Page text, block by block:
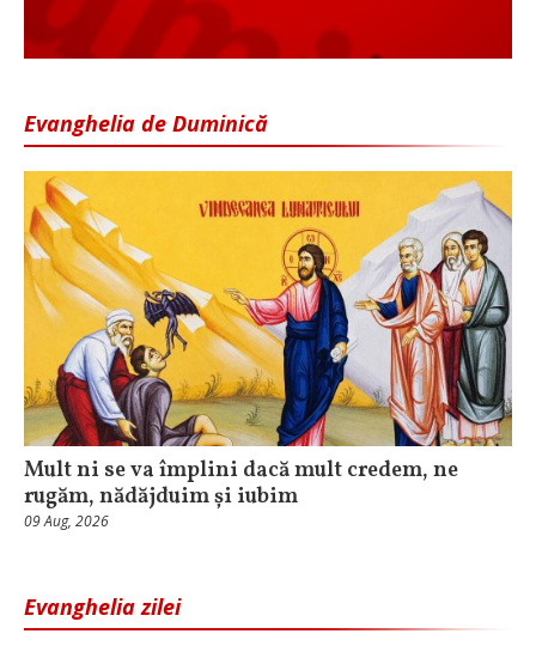
Evanghelia de Duminică
Mult ni se va împlini dacă mult credem, ne
rugăm, nădăjduim și iubim
09 Aug, 2026
Evanghelia zilei